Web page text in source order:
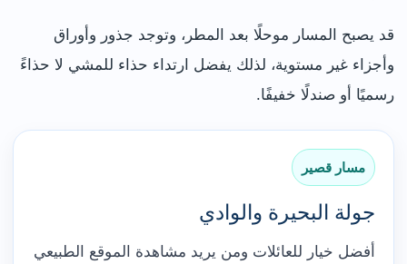
قد يصبح المسار موحلًا بعد المطر، وتوجد جذور وأوراق
وأجزاء غير مستوية، لذلك يفضل ارتداء حذاء للمشي لا حذاءً
رسميًا أو صندلًا خفيفًا.
مسار قصير
جولة البحيرة والوادي
أفضل خيار للعائلات ومن يريد مشاهدة الموقع الطبيعي